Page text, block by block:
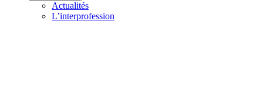
Actualités
L’interprofession